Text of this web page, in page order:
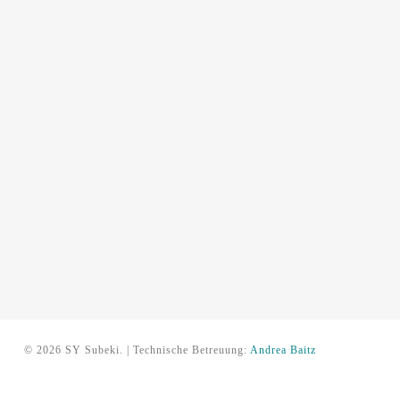
© 2026 SY Subeki. | Technische Betreuung: Andrea Baitz